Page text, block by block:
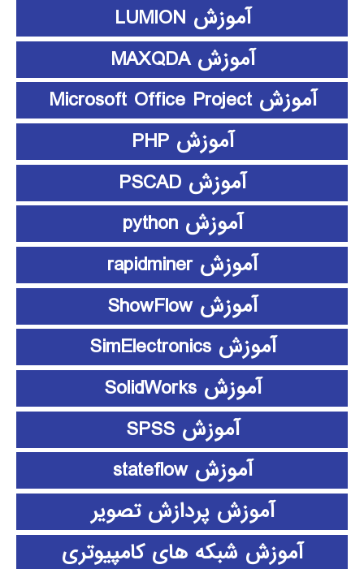
آموزش LUMION
آموزش MAXQDA
آموزش Microsoft Office Project
آموزش PHP
آموزش PSCAD
آموزش python
آموزش rapidminer
آموزش ShowFlow
آموزش SimElectronics
آموزش SolidWorks
آموزش SPSS
آموزش stateflow
آموزش پردازش تصویر
آموزش شبکه های کامپیوتری